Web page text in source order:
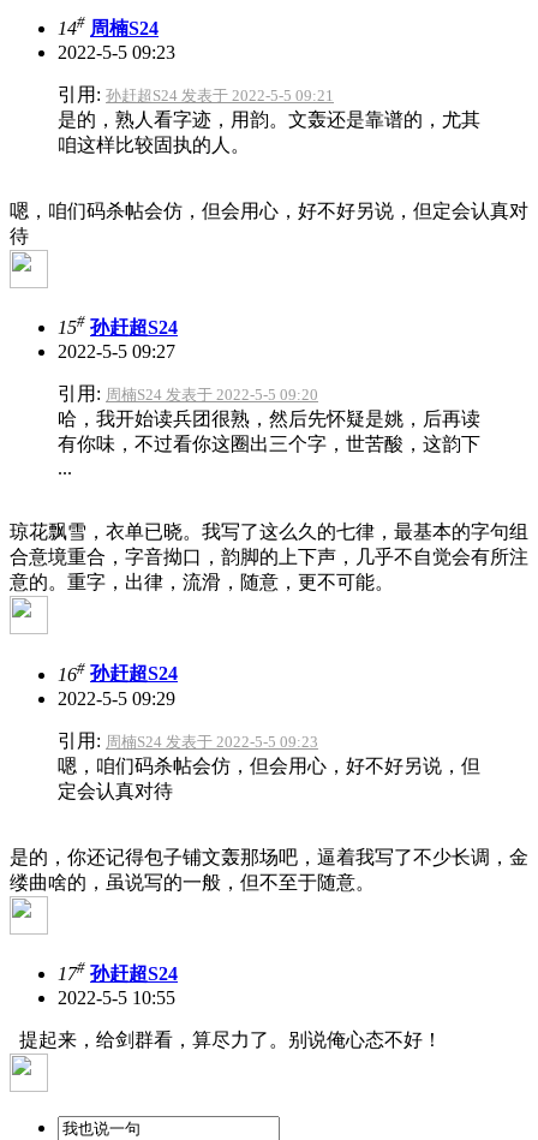
14# 周楠S24
2022-5-5 09:23
引用: 孙赶超S24 发表于 2022-5-5 09:21
是的，熟人看字迹，用韵。文轰还是靠谱的，尤其
咱这样比较固执的人。
嗯，咱们码杀帖会仿，但会用心，好不好另说，但定会认真对
待
15# 孙赶超S24
2022-5-5 09:27
引用: 周楠S24 发表于 2022-5-5 09:20
哈，我开始读兵团很熟，然后先怀疑是姚，后再读
有你味，不过看你这圈出三个字，世苦酸，这韵下
...
琼花飘雪，衣单已晓。我写了这么久的七律，最基本的字句组
合意境重合，字音拗口，韵脚的上下声，几乎不自觉会有所注
意的。重字，出律，流滑，随意，更不可能。
16# 孙赶超S24
2022-5-5 09:29
引用: 周楠S24 发表于 2022-5-5 09:23
嗯，咱们码杀帖会仿，但会用心，好不好另说，但
定会认真对待
是的，你还记得包子铺文轰那场吧，逼着我写了不少长调，金
缕曲啥的，虽说写的一般，但不至于随意。
17# 孙赶超S24
2022-5-5 10:55
提起来，给剑群看，算尽力了。别说俺心态不好！